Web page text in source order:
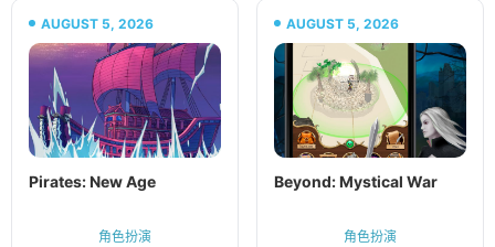
AUGUST 5, 2026
Pirates: New Age
角色扮演
AUGUST 5, 2026
Beyond: Mystical War
角色扮演